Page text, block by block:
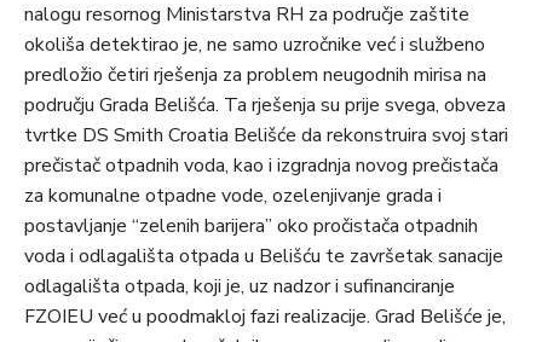
nalogu resornog Ministarstva RH za područje zaštite
okoliša detektirao je, ne samo uzročnike već i službeno
predložio četiri rješenja za problem neugodnih mirisa na
području Grada Belišća. Ta rješenja su prije svega, obveza
tvrtke DS Smith Croatia Belišće da rekonstruira svoj stari
prečistač otpadnih voda, kao i izgradnja novog prečistača
za komunalne otpadne vode, ozelenjivanje grada i
postavljanje “zelenih barijera” oko pročistača otpadnih
voda i odlagališta otpada u Belišću te završetak sanacije
odlagališta otpada, koji je, uz nadzor i sufinanciranje
FZOIEU već u poodmakloj fazi realizacije. Grad Belišće je,